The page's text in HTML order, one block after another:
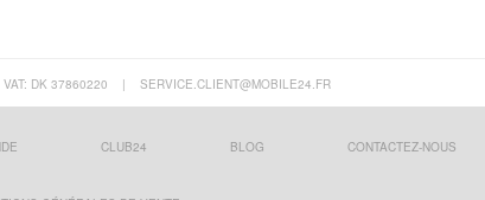
VAT: DK 37860220 | SERVICE.CLIENT@MOBILE24.FR
CLUB24 BLOG CONTACTEZ-NOUS